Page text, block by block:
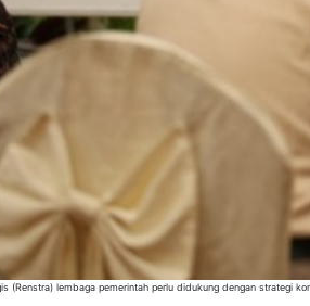
(Renstra) lembaga pemerintah perlu didukung dengan strategi